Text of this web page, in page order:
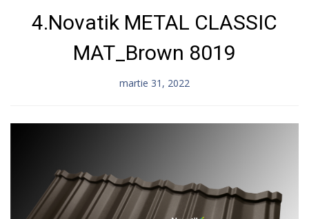
4.Novatik METAL CLASSIC
MAT_Brown 8019
martie 31, 2022